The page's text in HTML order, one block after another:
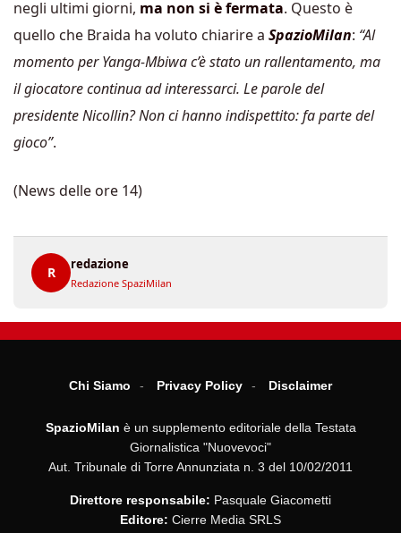
negli ultimi giorni, ma non si è fermata. Questo è
quello che Braida ha voluto chiarire a SpazioMilan: “Al
momento per Yanga-Mbiwa c’è stato un rallentamento, ma
il giocatore continua ad interessarci. Le parole del
presidente Nicollin? Non ci hanno indispettito: fa parte del
gioco”.
(News delle ore 14)
R
redazione
Redazione SpaziMilan
Chi Siamo Privacy Policy Disclaimer
SpazioMilan è un supplemento editoriale della Testata
Giornalistica "Nuovevoci"
Aut. Tribunale di Torre Annunziata n. 3 del 10/02/2011
Direttore responsabile: Pasquale Giacometti
Editore: Cierre Media SRLS